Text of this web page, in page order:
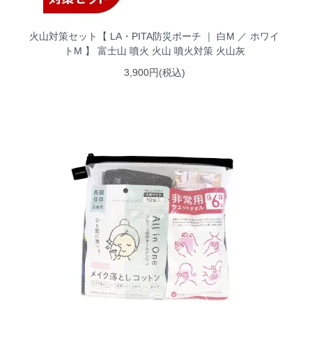
火山対策セット【 LA・PITA防災ポーチ ｜ 白M ／ ホワイ
トM 】 富士山 噴火 火山 噴火対策 火山灰
3,900円(税込)